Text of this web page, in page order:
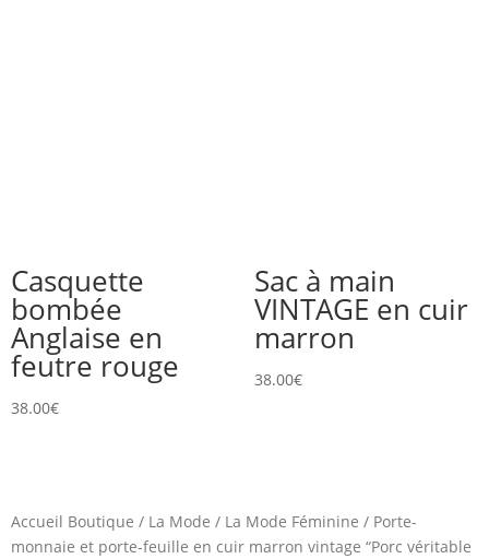
Casquette
bombée
Anglaise en
feutre rouge
38.00€
Sac à main
VINTAGE en cuir
marron
38.00€
Accueil Boutique / La Mode / La Mode Féminine / Porte-
monnaie et porte-feuille en cuir marron vintage “Porc véritable